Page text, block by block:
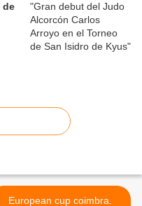
de
European cup coimbra.